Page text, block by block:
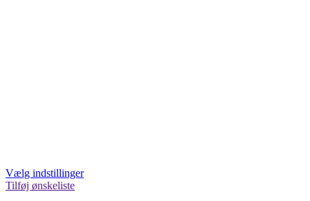
Vælg indstillinger
Tilføj ønskeliste